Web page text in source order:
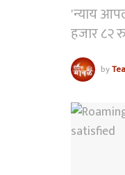
'न्याय
हजार ८२
by